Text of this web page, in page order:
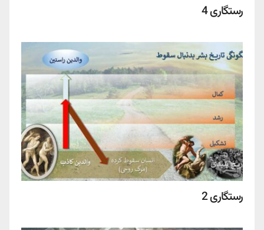
رستگاری 4
رستگاری 2